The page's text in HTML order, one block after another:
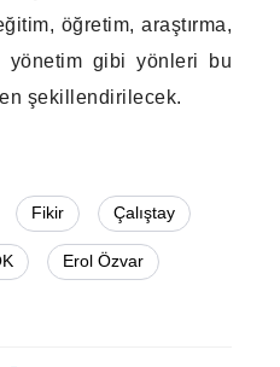
öğretim, araştırma,
yönetim gibi yönleri bu
şekillendirilecek.
Fikir Çalıştay
Erol Özvar